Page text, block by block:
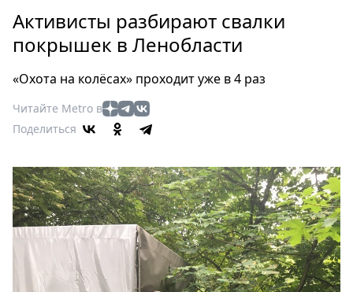
Россия
Мир
Еда
Туризм
Мода
Кино
Афиша
Книги
Выставки
Пресс-
релизы
Активисты разбирают свалки
покрышек в Ленобласти
«Охота на колёсах» проходит уже в 4 раз
Читайте Metro в
Поделиться